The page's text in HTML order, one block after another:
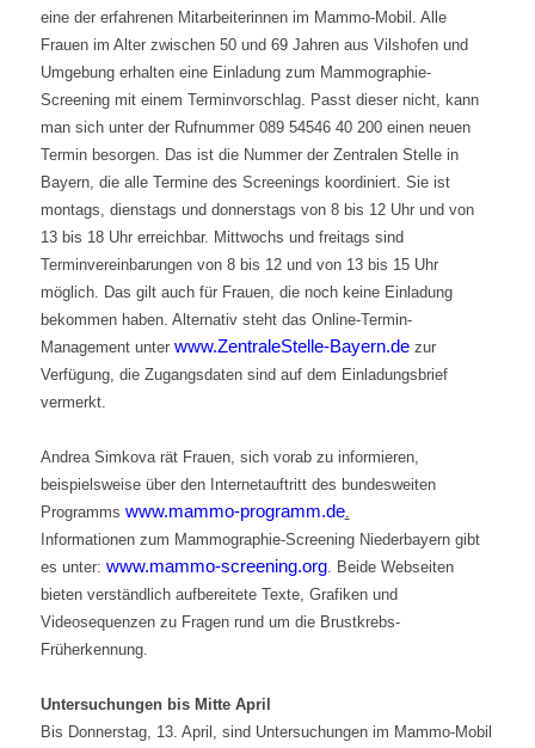
eine der erfahrenen Mitarbeiterinnen im Mammo-Mobil. Alle
Frauen im Alter zwischen 50 und 69 Jahren aus Vilshofen und
Umgebung erhalten eine Einladung zum Mammographie-
Screening mit einem Terminvorschlag. Passt dieser nicht, kann
man sich unter der Rufnummer 089 54546 40 200 einen neuen
Termin besorgen. Das ist die Nummer der Zentralen Stelle in
Bayern, die alle Termine des Screenings koordiniert. Sie ist
montags, dienstags und donnerstags von 8 bis 12 Uhr und von
13 bis 18 Uhr erreichbar. Mittwochs und freitags sind
Terminvereinbarungen von 8 bis 12 und von 13 bis 15 Uhr
möglich. Das gilt auch für Frauen, die noch keine Einladung
bekommen haben. Alternativ steht das Online-Termin-
Management unter www.ZentraleStelle-Bayern.dezur
Verfügung, die Zugangsdaten sind auf dem Einladungsbrief
vermerkt.
Andrea Simkova rät Frauen, sich vorab zu informieren,
beispielsweise über den Internetauftritt des bundesweiten
Programms www.mammo-programm.de.
Informationen zum Mammographie-Screening Niederbayern gibt
es unter: www.mammo-screening.org. Beide Webseiten
bieten verständlich aufbereitete Texte, Grafiken und
Videosequenzen zu Fragen rund um die Brustkrebs-
Früherkennung.
Untersuchungen bis Mitte April
Bis Donnerstag, 13. April, sind Untersuchungen im Mammo-Mobil